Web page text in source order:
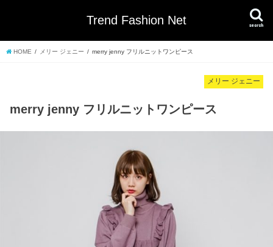
Trend Fashion Net search
HOME メリー ジェニー merry jenny フリルニットワンピース
メリー ジェニー
merry jenny フリルニットワンピース